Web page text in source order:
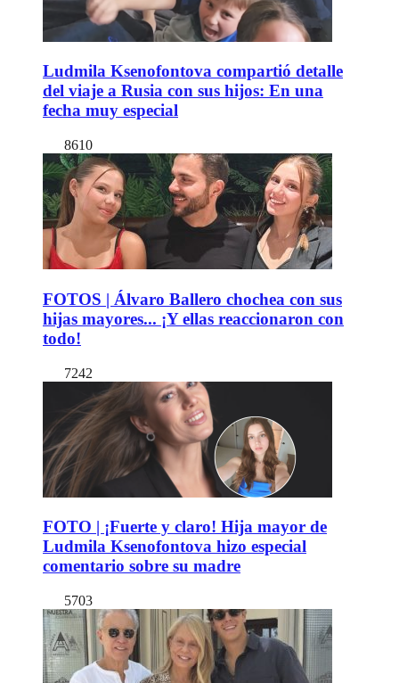
Ludmila Ksenofontova compartió detalle
del viaje a Rusia con sus hijos: En una
fecha muy especial
8610
FOTOS | Álvaro Ballero chochea con sus
hijas mayores... ¡Y ellas reaccionaron con
todo!
7242
FOTO | ¡Fuerte y claro! Hija mayor de
Ludmila Ksenofontova hizo especial
comentario sobre su madre
5703